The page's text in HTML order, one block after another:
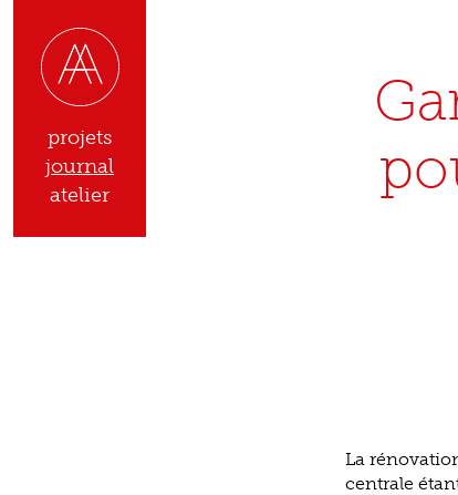
projets
journal
atelier
La
centrale